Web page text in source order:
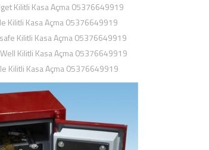
Kilitli Kasa Açma 05376649919
Kilitli Kasa Açma 05376649919
Kilitli Kasa Açma 05376649919
Kilitli Kasa Açma 05376649919
Kilitli Kasa Açma 05376649919